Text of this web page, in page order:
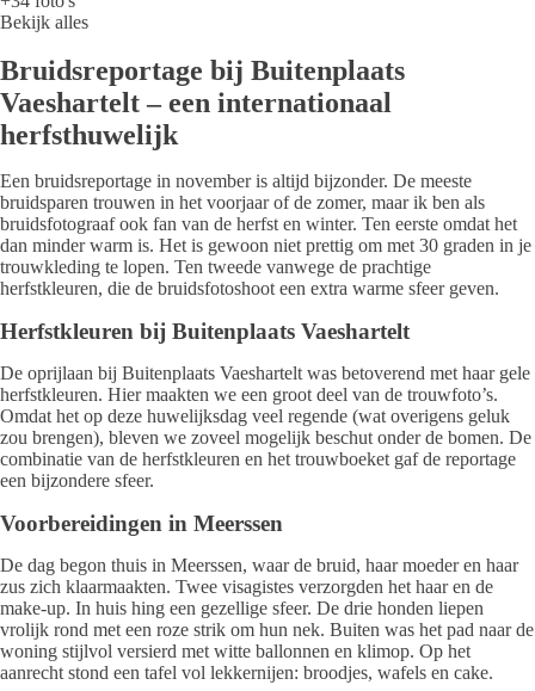
Bekijk alles
Bruidsreportage bij Buitenplaats
Vaeshartelt – een internationaal
herfsthuwelijk
Een bruidsreportage in november is altijd bijzonder. De meeste
bruidsparen trouwen in het voorjaar of de zomer, maar ik ben als
bruidsfotograaf ook fan van de herfst en winter. Ten eerste omdat het
dan minder warm is. Het is gewoon niet prettig om met 30 graden in je
trouwkleding te lopen. Ten tweede vanwege de prachtige
herfstkleuren, die de bruidsfotoshoot een extra warme sfeer geven.
Herfstkleuren bij Buitenplaats Vaeshartelt
De oprijlaan bij Buitenplaats Vaeshartelt was betoverend met haar gele
herfstkleuren. Hier maakten we een groot deel van de trouwfoto’s.
Omdat het op deze huwelijksdag veel regende (wat overigens geluk
zou brengen), bleven we zoveel mogelijk beschut onder de bomen. De
combinatie van de herfstkleuren en het trouwboeket gaf de reportage
een bijzondere sfeer.
Voorbereidingen in Meerssen
De dag begon thuis in Meerssen, waar de bruid, haar moeder en haar
zus zich klaarmaakten. Twee visagistes verzorgden het haar en de
make-up. In huis hing een gezellige sfeer. De drie honden liepen
vrolijk rond met een roze strik om hun nek. Buiten was het pad naar de
woning stijlvol versierd met witte ballonnen en klimop. Op het
aanrecht stond een tafel vol lekkernijen: broodjes, wafels en cake.